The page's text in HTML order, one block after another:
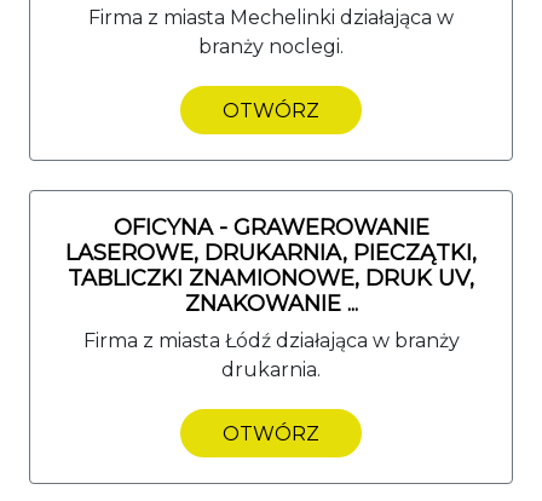
Firma z miasta Mechelinki działająca w
branży noclegi.
OTWÓRZ
OFICYNA - GRAWEROWANIE
LASEROWE, DRUKARNIA, PIECZĄTKI,
TABLICZKI ZNAMIONOWE, DRUK UV,
ZNAKOWANIE ...
Firma z miasta Łódź działająca w branży
drukarnia.
OTWÓRZ